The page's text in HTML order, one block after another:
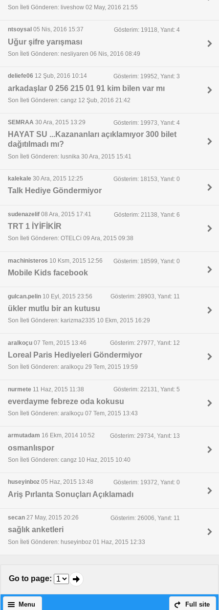
Son İleti Gönderen: liveshow 02 May, 2016 21:55
ntsoysal 05 Nis, 2016 15:37 Gösterim: 19118, Yanıt: 4
Uğur şifre yarışması
Son İleti Gönderen: nesliyaren 06 Nis, 2016 08:49
deliefe06 12 Şub, 2016 10:14 Gösterim: 19952, Yanıt: 3
arkadaşlar 0 256 215 01 91 kim bilen var mı
Son İleti Gönderen: cangz 12 Şub, 2016 21:42
SEMRAA 30 Ara, 2015 13:29 Gösterim: 19973, Yanıt: 4
HAYAT SU ...Kazananları açıklamıyor 300 bilet
dağıtılmadı mı?
Son İleti Gönderen: lusnika 30 Ara, 2015 15:41
kalekale 30 Ara, 2015 12:25 Gösterim: 18153, Yanıt: 0
Talk Hediye Göndermiyor
sudenazelif 08 Ara, 2015 17:41 Gösterim: 21138, Yanıt: 6
TRT 1 İYİFİKİR
Son İleti Gönderen: OTELCi 09 Ara, 2015 09:38
machinisteros 10 Ksm, 2015 12:56 Gösterim: 18599, Yanıt: 0
Mobile Kids facebook
gulcan.pelin 10 Eyl, 2015 23:56 Gösterim: 28903, Yanıt: 11
ükler mutlu bir an kutusu
Son İleti Gönderen: karizma2335 10 Ekm, 2015 16:29
aralkoçu 07 Tem, 2015 13:46 Gösterim: 27977, Yanıt: 12
Loreal Paris Hediyeleri Göndermiyor
Son İleti Gönderen: aralkoçu 29 Tem, 2015 19:59
nurmete 11 Haz, 2015 11:38 Gösterim: 22131, Yanıt: 5
everdayme febreze oda kokusu
Son İleti Gönderen: aralkoçu 07 Tem, 2015 13:43
armutadam 16 Ekm, 2014 10:52 Gösterim: 29734, Yanıt: 13
osmanlıspor
Son İleti Gönderen: cangz 10 Haz, 2015 10:40
huseyinboz 05 Haz, 2015 13:48 Gösterim: 19372, Yanıt: 0
Ariş Pırlanta Sonuçları Açıklamadı
secan 27 May, 2015 20:26 Gösterim: 26006, Yanıt: 11
sağlık anketleri
Son İleti Gönderen: huseyinboz 01 Haz, 2015 12:33
Go to page:
Full site
Menu